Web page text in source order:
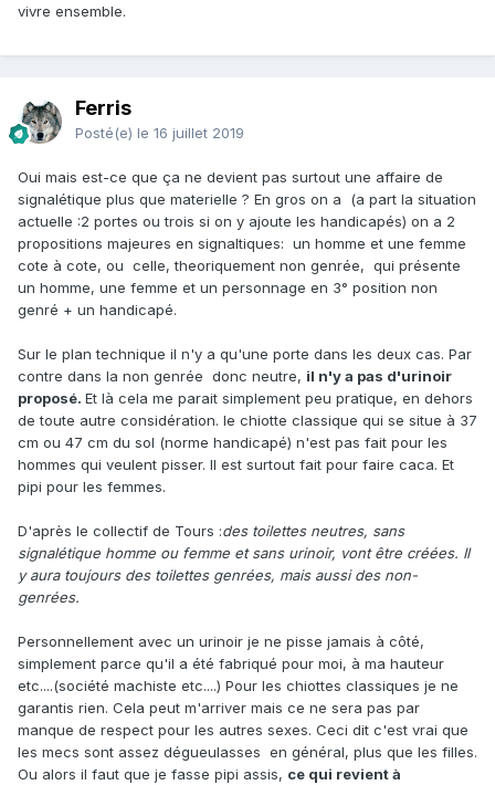
vivre ensemble.
Ferris
Posté(e) le 16 juillet 2019
Oui mais est-ce que ça ne devient pas surtout une affaire de
signalétique plus que materielle ? En gros on a (a part la situation
actuelle :2 portes ou trois si on y ajoute les handicapés) on a 2
propositions majeures en signaltiques: un homme et une femme
cote à cote, ou celle, theoriquement non genrée, qui présente
un homme, une femme et un personnage en 3° position non
genré + un handicapé.
Sur le plan technique il n'y a qu'une porte dans les deux cas. Par
contre dans la non genrée donc neutre, il n'y a pas d'urinoir
proposé. Et là cela me parait simplement peu pratique, en dehors
de toute autre considération. le chiotte classique qui se situe à 37
cm ou 47 cm du sol (norme handicapé) n'est pas fait pour les
hommes qui veulent pisser. Il est surtout fait pour faire caca. Et
pipi pour les femmes.
D'après le collectif de Tours :des toilettes neutres, sans
signalétique homme ou femme et sans urinoir, vont être créées. Il
y aura toujours des toilettes genrées, mais aussi des non-
genrées.
Personnellement avec un urinoir je ne pisse jamais à côté,
simplement parce qu'il a été fabriqué pour moi, à ma hauteur
etc....(société machiste etc....) Pour les chiottes classiques je ne
garantis rien. Cela peut m'arriver mais ce ne sera pas par
manque de respect pour les autres sexes. Ceci dit c'est vrai que
les mecs sont assez dégueulasses en général, plus que les filles.
Ou alors il faut que je fasse pipi assis, ce qui revient à